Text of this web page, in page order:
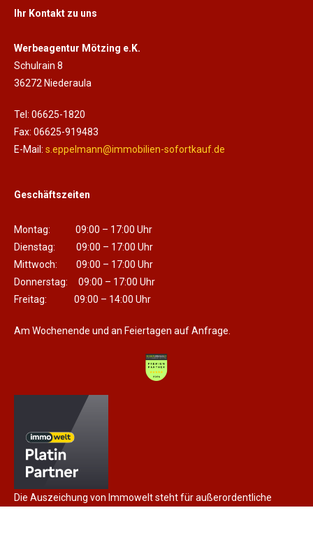
Ihr Kontakt zu uns
Werbeagentur Mötzing e.K.
Schulrain 8
36272 Niederaula
Tel: 06625-1820
Fax: 06625-919483
E-Mail: s.eppelmann@immobilien-sofortkauf.de
Geschäftszeiten
Montag: 09:00 – 17:00 Uhr
Dienstag: 09:00 – 17:00 Uhr
Mittwoch: 09:00 – 17:00 Uhr
Donnerstag: 09:00 – 17:00 Uhr
Freitag: 09:00 – 14:00 Uhr
Am Wochenende und an Feiertagen auf Anfrage.
Die Auszeichung von Immowelt steht für außerordentliche